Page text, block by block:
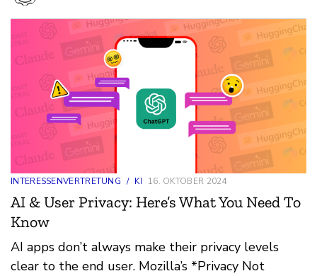
INTERESSENVERTRETUNG / KI 16. OKTOBER 2024
AI & User Privacy: Here’s What You Need To
Know
AI apps don’t always make their privacy levels
clear to the end user. Mozilla’s *Privacy Not